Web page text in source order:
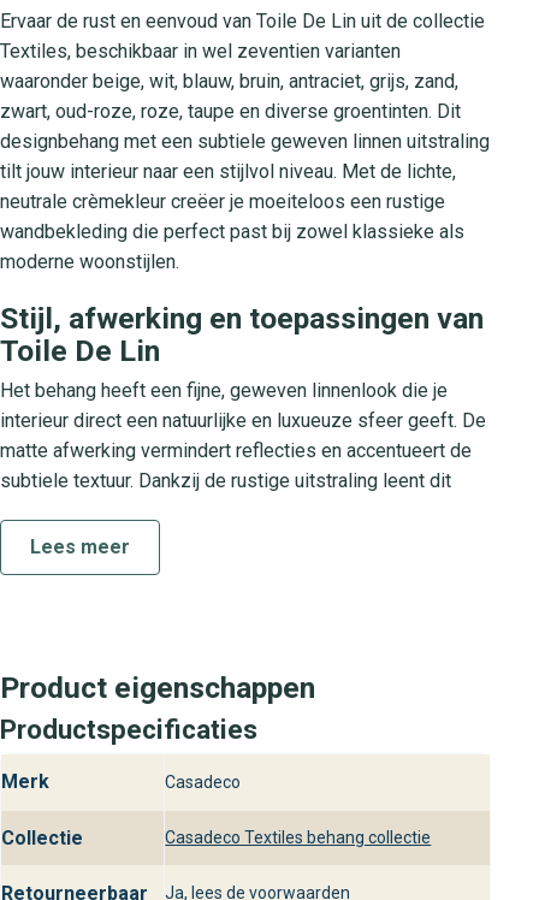
Ervaar de rust en eenvoud van Toile De Lin uit de collectie
Textiles, beschikbaar in wel zeventien varianten
waaronder beige, wit, blauw, bruin, antraciet, grijs, zand,
zwart, oud-roze, roze, taupe en diverse groentinten. Dit
designbehang met een subtiele geweven linnen uitstraling
tilt jouw interieur naar een stijlvol niveau. Met de lichte,
neutrale crèmekleur creëer je moeiteloos een rustige
wandbekleding die perfect past bij zowel klassieke als
moderne woonstijlen.
Stijl, afwerking en toepassingen van
Toile De Lin
Het behang heeft een fijne, geweven linnenlook die je
interieur direct een natuurlijke en luxueuze sfeer geeft. De
matte afwerking vermindert reflecties en accentueert de
subtiele textuur. Dankzij de rustige uitstraling leent dit
werkkamer. Combineer met warme houten meubels of
strakke metalen accenten om je designinterieur helemaal
De Textiles collectie staat voor hoogwaardige kwaliteit en
tijdloos design. Iedere dessin is zorgvuldig ontwikkeld
met oog voor detail en de nieuwste interieurtrends. Toile
De Lin is een van de sfeermakers in deze collectie, die
woonomgeving. Laat Textiles het uitgangspunt zijn voor
Lees meer
Product eigenschappen
Productspecificaties
Merk Casadeco
Collectie Casadeco Textiles behang collectie
Retourneerbaar Ja, lees de voorwaarden